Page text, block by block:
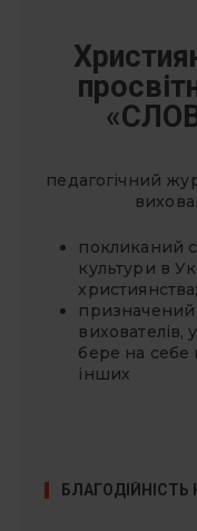
педагогічний
покликаний
культури в
християнства;
призначений
вихователів,
бере на себе
інших